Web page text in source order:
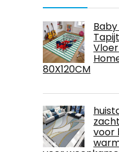
80X120CM
voor